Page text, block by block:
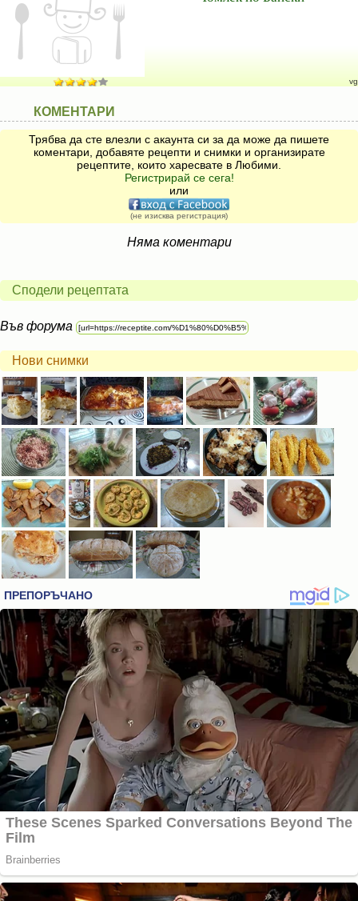
vg
КОМЕНТАРИ
Трябва да сте влезли с акаунта си за да може да пишете
коментари, добавяте рецепти и снимки и организирате
рецептите, които харесвате в Любими.
Регистрирай се сега!
или
(не изисква регистрация)
Няма коментари
Сподели рецептата
Във форума
Нови снимки